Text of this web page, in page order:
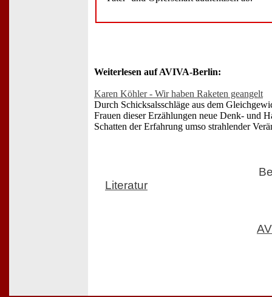
Weiterlesen auf AVIVA-Berlin:
Karen Köhler - Wir haben Raketen geangelt
Durch Schicksalsschläge aus dem
Frauen dieser Erzählungen neue Denk- und
Schatten der Erfahrung umso strahlender
Literatur